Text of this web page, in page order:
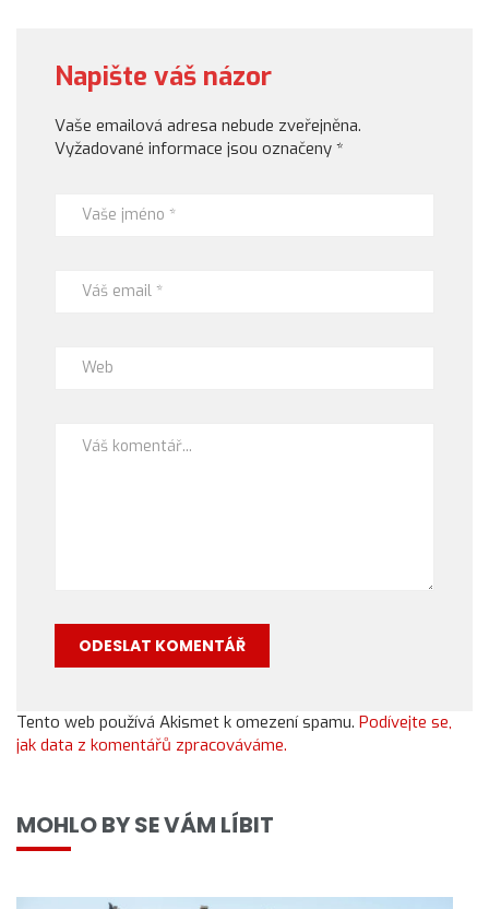
Napište váš názor
Vaše emailová adresa nebude zveřejněna.
Vyžadované informace jsou označeny *
Tento web používá Akismet k omezení spamu. Podívejte se,
jak data z komentářů zpracováváme.
MOHLO BY SE VÁM LÍBIT